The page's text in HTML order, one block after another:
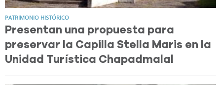
PATRIMONIO HISTÓRICO
Presentan una propuesta para
preservar la Capilla Stella Maris en la
Unidad Turística Chapadmalal